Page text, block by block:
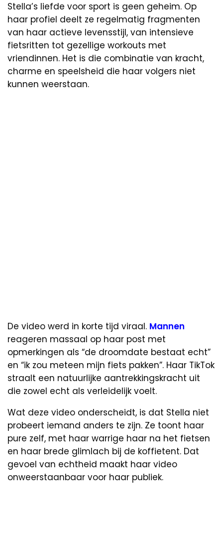
Stella’s liefde voor sport is geen geheim. Op
haar profiel deelt ze regelmatig fragmenten
van haar actieve levensstijl, van intensieve
fietsritten tot gezellige workouts met
vriendinnen. Het is die combinatie van kracht,
charme en speelsheid die haar volgers niet
kunnen weerstaan.
De video werd in korte tijd viraal. Mannen
reageren massaal op haar post met
opmerkingen als “de droomdate bestaat echt”
en “ik zou meteen mijn fiets pakken”. Haar TikTok
straalt een natuurlijke aantrekkingskracht uit
die zowel echt als verleidelijk voelt.
Wat deze video onderscheidt, is dat Stella niet
probeert iemand anders te zijn. Ze toont haar
pure zelf, met haar warrige haar na het fietsen
en haar brede glimlach bij de koffietent. Dat
gevoel van echtheid maakt haar video
onweerstaanbaar voor haar publiek.